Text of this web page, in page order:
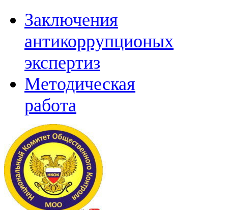
Заключения
антикоррупционых
экспертиз
Методическая
работа